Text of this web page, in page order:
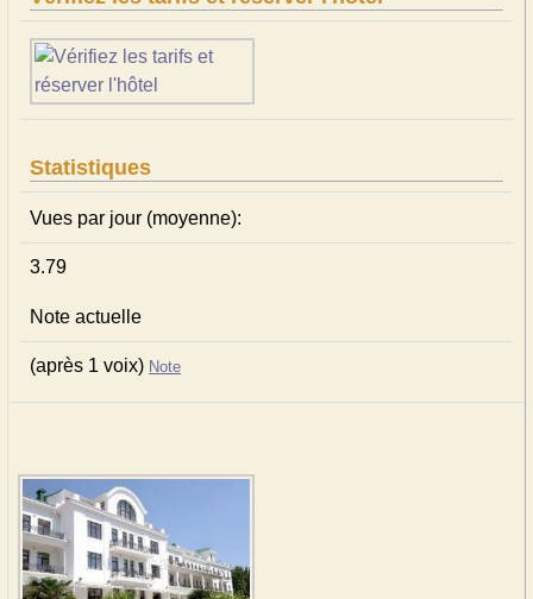
Statistiques
Vues par jour (moyenne):
3.79
Note actuelle
(après 1 voix) Note